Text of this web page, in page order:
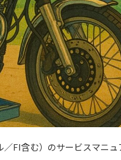
／FI含む）のサービスマニ